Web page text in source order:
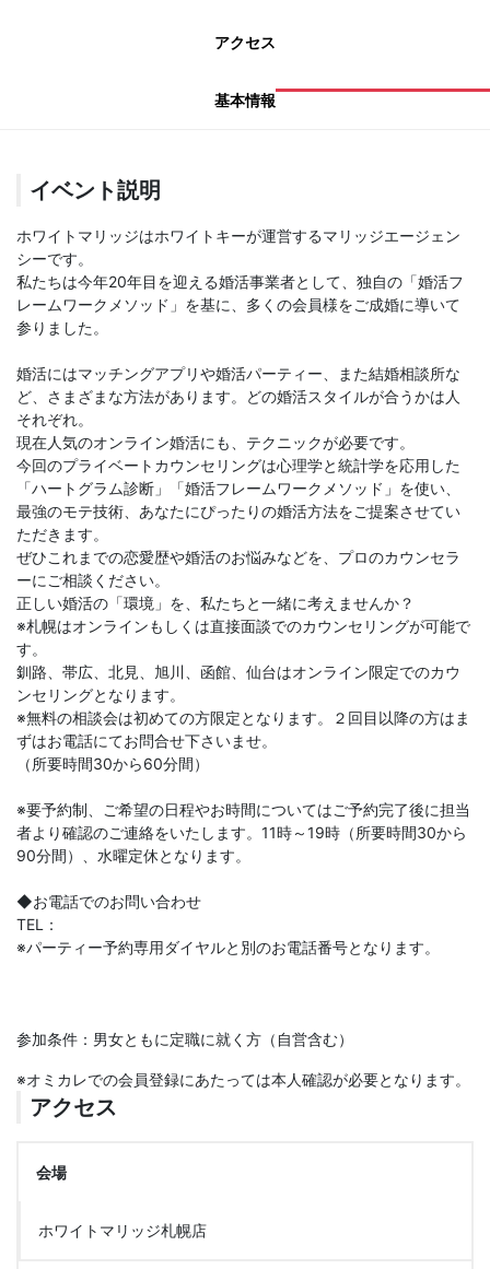
アクセス
基本情報
イベント説明
ホワイトマリッジはホワイトキーが運営するマリッジエージェン
シーです。
私たちは今年20年目を迎える婚活事業者として、独自の「婚活フ
レームワークメソッド」を基に、多くの会員様をご成婚に導いて
参りました。
婚活にはマッチングアプリや婚活パーティー、また結婚相談所な
ど、さまざまな方法があります。どの婚活スタイルが合うかは人
それぞれ。
現在人気のオンライン婚活にも、テクニックが必要です。
今回のプライベートカウンセリングは心理学と統計学を応用した
「ハートグラム診断」「婚活フレームワークメソッド」を使い、
最強のモテ技術、あなたにぴったりの婚活方法をご提案させてい
ただきます。
ぜひこれまでの恋愛歴や婚活のお悩みなどを、プロのカウンセラ
ーにご相談ください。
正しい婚活の「環境」を、私たちと一緒に考えませんか？
※札幌はオンラインもしくは直接面談でのカウンセリングが可能で
す。
釧路、帯広、北見、旭川、函館、仙台はオンライン限定でのカウ
ンセリングとなります。
※無料の相談会は初めての方限定となります。２回目以降の方はま
ずはお電話にてお問合せ下さいませ。
（所要時間30から60分間）
※要予約制、ご希望の日程やお時間についてはご予約完了後に担当
者より確認のご連絡をいたします。11時～19時（所要時間30から
90分間）、水曜定休となります。
◆お電話でのお問い合わせ
TEL：
※パーティー予約専用ダイヤルと別のお電話番号となります。
参加条件：男女ともに定職に就く方（自営含む）
※オミカレでの会員登録にあたっては本人確認が必要となります。
アクセス
会場
ホワイトマリッジ札幌店